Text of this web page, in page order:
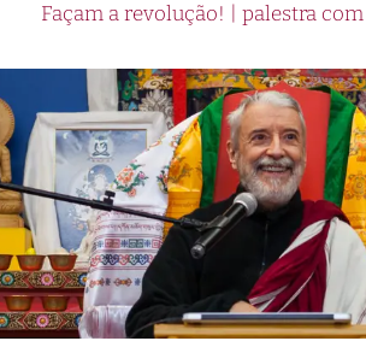
Façam a revolução! | palestra